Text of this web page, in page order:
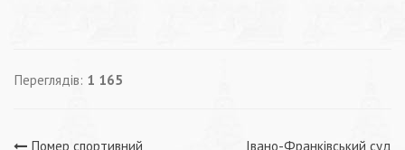
Переглядів: 1 165
Помер спортивний
Івано-Франківський суд